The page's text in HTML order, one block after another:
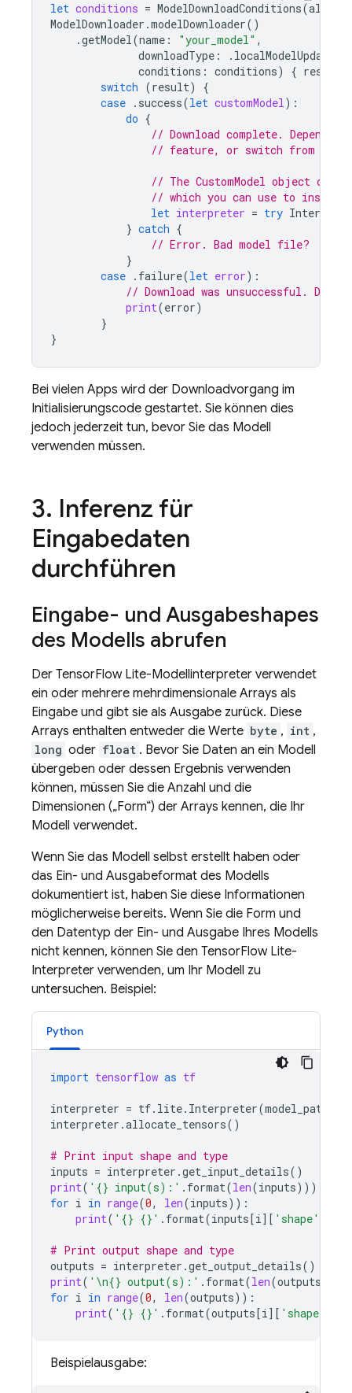
let conditions = ModelDownloadConditions(
ModelDownloader .modelDownloader()
.getModel(name : "your_model" ,
downloadType : .
conditions : conditions) { result
switch (result)
{
case . success(let customModel):
do {
// Download complete.
// feature, or switch from the
// The CustomModel object
// which you can use to
let interpreter = try
} catch {
// Error. Bad model file?
}
case . failure(let error):
// Download was unsuccessful.
print(error)
}
}
Bei vielen Apps wird der Downloadvorgang im
Initialisierungscode gestartet. Sie können dies
jedoch jederzeit tun, bevor Sie das Modell
verwenden müssen.
3. Inferenz für
Eingabedaten
durchführen
Eingabe- und Ausgabeshapes
des Modells abrufen
Der TensorFlow Lite-Modellinterpreter verwendet
ein oder mehrere mehrdimensionale Arrays als
Eingabe und gibt sie als Ausgabe zurück. Diese
Arrays enthalten entweder die Werte byte , int ,
long oder float . Bevor Sie Daten an ein Modell
übergeben oder dessen Ergebnis verwenden
können, müssen Sie die Anzahl und die
Dimensionen („Form“) der Arrays kennen, die Ihr
Modell verwendet.
Wenn Sie das Modell selbst erstellt haben oder
das Ein- und Ausgabeformat des Modells
dokumentiert ist, haben Sie diese Informationen
möglicherweise bereits. Wenn Sie die Form und
den Datentyp der Ein- und Ausgabe Ihres Modells
nicht kennen, können Sie den TensorFlow Lite-
Interpreter verwenden, um Ihr Modell zu
untersuchen. Beispiel:
Python
import tensorflow as tf
interpreter = tf. lite. Interpreter(model_path
interpreter .allocate_tensors()
# Print input shape and type
inputs = interpreter .get_input_details()
print( ' {} input(s):' . format(len(inputs)))
for i in range(0, len(inputs)):
print( ' {} {} ' . format(inputs[i][ 'shape'
# Print output shape and type
outputs = interpreter .get_output_details()
print( ' \n{} output(s):' . format(len(outputs
for i in range(0, len(outputs)):
print( ' {} {} ' . format(outputs[i][ 'shape'
Beispielausgabe: